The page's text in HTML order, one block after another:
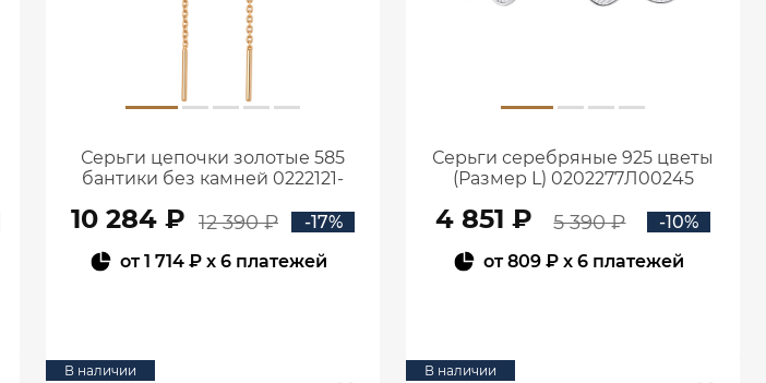
Серьги цепочки золотые 585
бантики без камней 0222121-
10 284 ₽ 12 390 ₽
-17%
от1 714 ₽x 6 платежей
Серьги серебряные 925 цветы
(Размер L) 0202277Л00245
4 851 ₽ 5 390 ₽
-10%
от809 ₽x 6 платежей
В наличии В наличии